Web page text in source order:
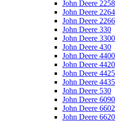
John Deere 2258
John Deere 2264
John Deere 2266
John Deere 330
John Deere 3300
John Deere 430
John Deere 4400
John Deere 4420
John Deere 4425
John Deere 4435
John Deere 530
John Deere 6090
John Deere 6602
John Deere 6620